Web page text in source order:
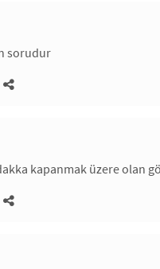
sorudur
kapanmak üzere olan